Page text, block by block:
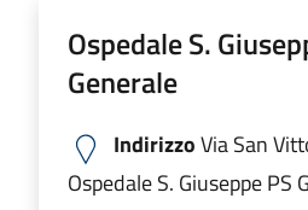
Ospedale S.
Generale
IndirizzoVia San
Ospedale S. Giuseppe PS